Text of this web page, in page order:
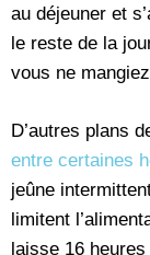
au déjeuner et
le reste de la
vous ne
D’autres plans
entre certaines
jeûne
limitent
laisse 16